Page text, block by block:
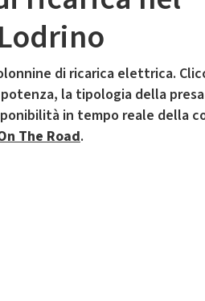
di ricarica elettrica.
la tipologia della presa
in tempo reale della
The Road.
Il servizio di